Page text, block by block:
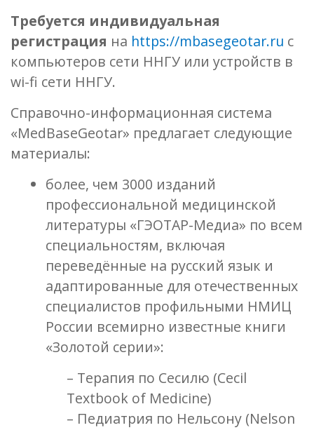
Требуется индивидуальная
регистрация на https://mbasegeotar.ru с
компьютеров сети ННГУ или устройств в
wi-fi сети ННГУ.
Справочно-информационная система
«MedBasеGeotar» предлагает следующие
материалы:
более, чем 3000 изданий
профессиональной медицинской
литературы «ГЭОТАР-Медиа» по всем
специальностям, включая
переведённые на русский язык и
адаптированные для отечественных
специалистов профильными НМИЦ
России всемирно известные книги
«Золотой серии»:
– Терапия по Сесилю (Cecil
Textbook of Medicine)
– Педиатрия по Нельсону (Nelson